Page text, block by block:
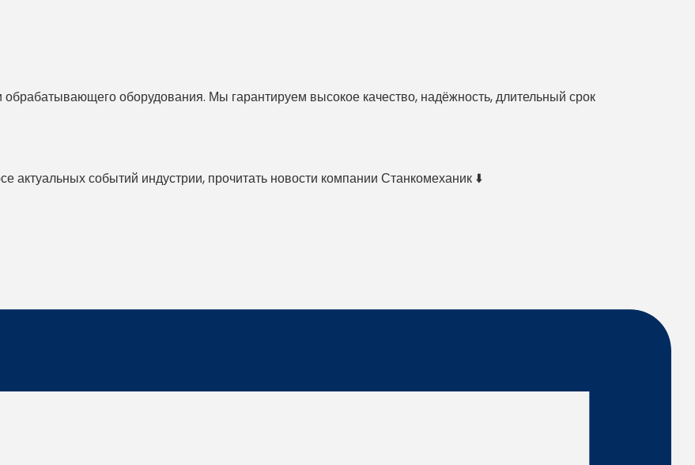
оборудования. Мы гарантируем высокое качество, надёжность, длительный срок
актуальных событий индустрии, прочитать новости компании Станкомеханик ⬇️